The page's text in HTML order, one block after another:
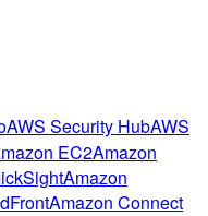
AWS Security HubAWS
EC2Amazon
Amazon
Amazon Connect